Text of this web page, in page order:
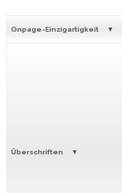
Onpage-Einzigartigkeit
Überschriften